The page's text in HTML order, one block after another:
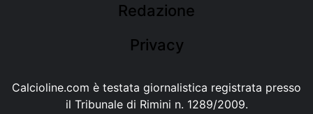
Redazione
Privacy
Calcioline.com è testata giornalistica registrata presso
il Tribunale di Rimini n. 1289/2009.